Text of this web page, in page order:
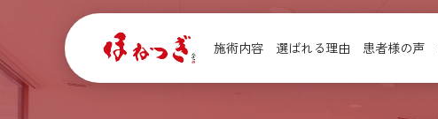
施術内容 選ばれる理由 患者様の声